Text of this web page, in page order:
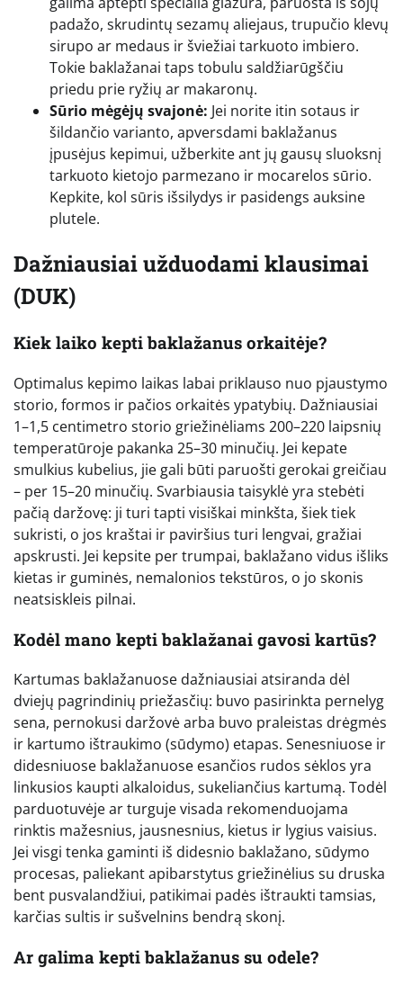
padažo, skrudintų sezamų aliejaus, trupučio klevų
sirupo ar medaus ir šviežiai tarkuoto imbiero.
Tokie baklažanai taps tobulu saldžiarūgščiu
priedu prie ryžių ar makaronų.
Sūrio mėgėjų svajonė: Jei norite itin sotaus ir
šildančio varianto, apversdami baklažanus
įpusėjus kepimui, užberkite ant jų gausų sluoksnį
tarkuoto kietojo parmezano ir mocarelos sūrio.
Kepkite, kol sūris išsilydys ir pasidengs auksine
plutele.
Dažniausiai užduodami klausimai
(DUK)
Kiek laiko kepti baklažanus orkaitėje?
Optimalus kepimo laikas labai priklauso nuo pjaustymo
storio, formos ir pačios orkaitės ypatybių. Dažniausiai
1–1,5 centimetro storio griežinėliams 200–220 laipsnių
temperatūroje pakanka 25–30 minučių. Jei kepate
smulkius kubelius, jie gali būti paruošti gerokai greičiau
– per 15–20 minučių. Svarbiausia taisyklė yra stebėti
pačią daržovę: ji turi tapti visiškai minkšta, šiek tiek
sukristi, o jos kraštai ir paviršius turi lengvai, gražiai
apskrusti. Jei kepsite per trumpai, baklažano vidus išliks
kietas ir guminės, nemalonios tekstūros, o jo skonis
neatsiskleis pilnai.
Kodėl mano kepti baklažanai gavosi kartūs?
Kartumas baklažanuose dažniausiai atsiranda dėl
dviejų pagrindinių priežasčių: buvo pasirinkta pernelyg
sena, pernokusi daržovė arba buvo praleistas drėgmės
ir kartumo ištraukimo (sūdymo) etapas. Senesniuose ir
didesniuose baklažanuose esančios rudos sėklos yra
linkusios kaupti alkaloidus, sukeliančius kartumą. Todėl
parduotuvėje ar turguje visada rekomenduojama
rinktis mažesnius, jausnesnius, kietus ir lygius vaisius.
Jei visgi tenka gaminti iš didesnio baklažano, sūdymo
procesas, paliekant apibarstytus griežinėlius su druska
bent pusvalandžiui, patikimai padės ištraukti tamsias,
karčias sultis ir sušvelnins bendrą skonį.
Ar galima kepti baklažanus su odele?